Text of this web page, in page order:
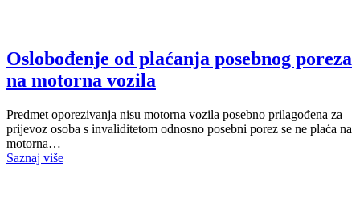
Oslobođenje od plaćanja posebnog poreza
na motorna vozila
Predmet oporezivanja nisu motorna vozila posebno prilagođena za
prijevoz osoba s invaliditetom odnosno posebni porez se ne plaća na
motorna…
Saznaj više